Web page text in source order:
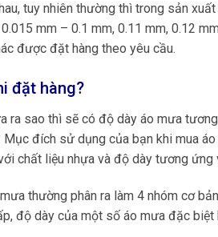
tuy nhiên thường thì trong sản
mm – 0.1 mm, 0.11 mm, 0.12
được đặt hàng theo yêu cầu.
đặt hàng?
ra sao thì sẽ có độ dày áo mưa
đích sử dụng của bạn khi mua
chất liệu nhựa và độ dày tương ứng
thường phân ra làm 4 nhóm cơ
độ dày của một số áo mưa đặc biệt